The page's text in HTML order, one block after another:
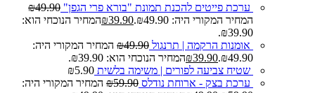
ערכת פייטים להכנת תמונת "בורא פרי הגפן" ₪49.90
המחיר המקורי היה: ₪49.90.
₪39.90
המחיר הנוכחי הוא:
₪39.90.
אומנות הרקמה | תרנגול
₪49.90
המחיר המקורי היה:
₪49.90.
₪39.90
המחיר הנוכחי הוא: ₪39.90.
שטיח צביעה לפורים | משימה בלשית
₪5.90
ערכת בצק - ארוחת נודלס
₪59.90
המחיר המקורי היה: